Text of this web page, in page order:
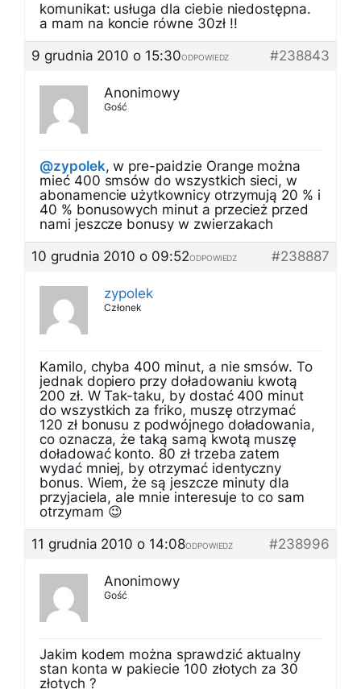
komunikat: usługa dla ciebie niedostępna.
a mam na koncie równe 30zł !!
9 grudnia 2010 o 15:30
#238843
ODPOWIEDZ
Anonimowy
Gość
@zypolek, w pre-paidzie Orange można
mieć 400 smsów do wszystkich sieci, w
abonamencie użytkownicy otrzymują 20 % i
40 % bonusowych minut a przecież przed
nami jeszcze bonusy w zwierzakach
10 grudnia 2010 o 09:52
#238887
ODPOWIEDZ
zypolek
Członek
Kamilo, chyba 400 minut, a nie smsów. To
jednak dopiero przy doładowaniu kwotą
200 zł. W Tak-taku, by dostać 400 minut
do wszystkich za friko, muszę otrzymać
120 zł bonusu z podwójnego doładowania,
co oznacza, że taką samą kwotą muszę
doładować konto. 80 zł trzeba zatem
wydać mniej, by otrzymać identyczny
bonus. Wiem, że są jeszcze minuty dla
przyjaciela, ale mnie interesuje to co sam
otrzymam 😉
11 grudnia 2010 o 14:08
#238996
ODPOWIEDZ
Anonimowy
Gość
Jakim kodem można sprawdzić aktualny
stan konta w pakiecie 100 złotych za 30
złotych ?